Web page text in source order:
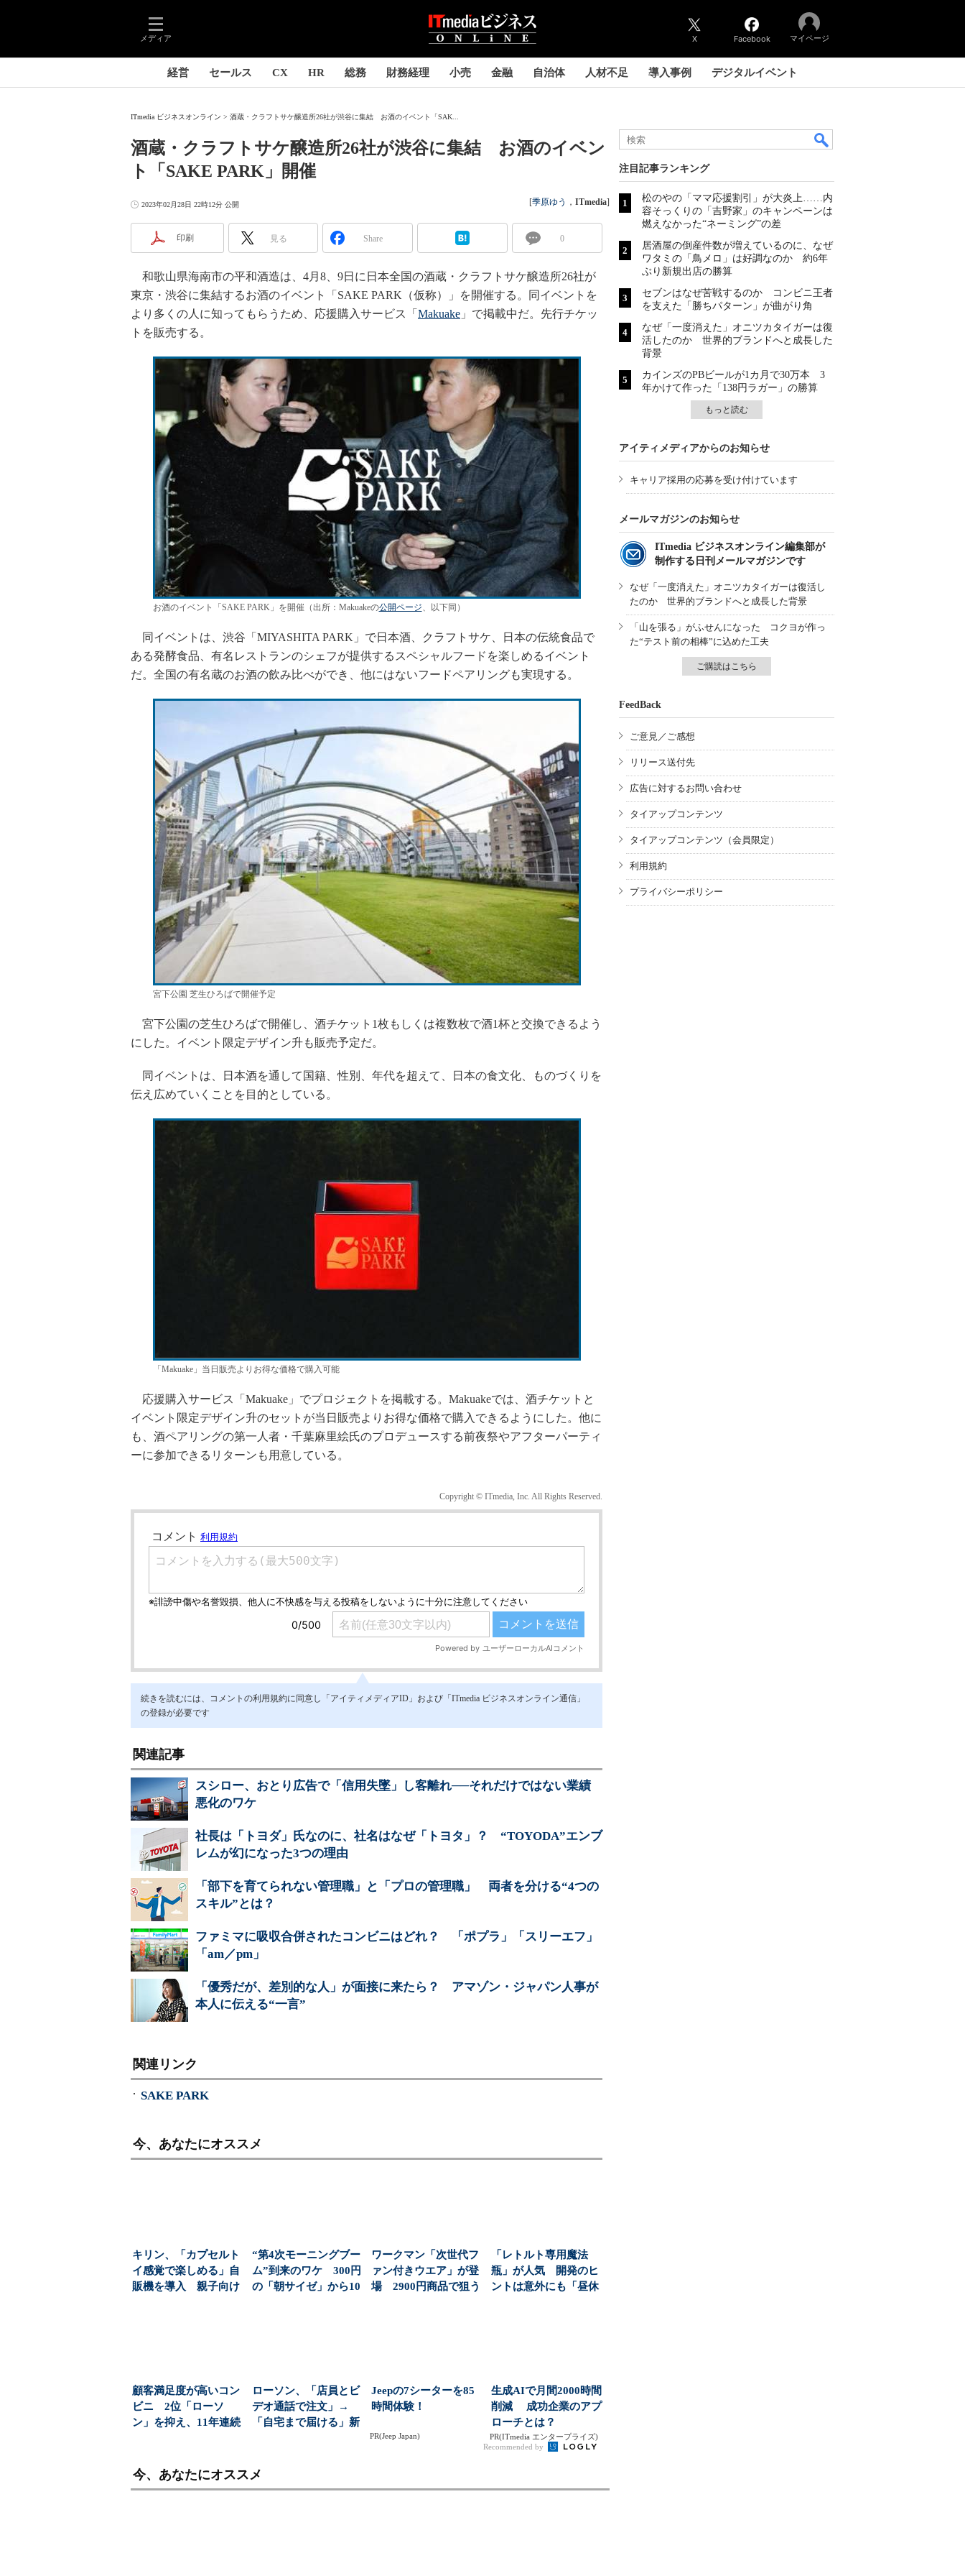
メディア X Facebook マイページ
経営 セールス CX HR 総務 財務経理 小売 金融 自治体 人材不足 導入事例 デジタルイベント
ITmedia ビジネスオンライン 酒蔵・クラフトサケ醸造所26社が渋谷に集結 お酒のイベント「SAK...
酒蔵・クラフトサケ醸造所26社が渋谷に集結 お酒のイベン
ト「SAKE PARK」開催
2023年02月28日 22時12分 公開 [季原ゆう ， ITmedia]
印刷 見る Share 0
和歌山県海南市の平和酒造は、4月8、9日に日本全国の酒蔵・クラフトサケ醸造所26社が
東京・渋谷に集結するお酒のイベント「SAKE PARK（仮称）」を開催する。同イベントを
より多くの人に知ってもらうため、応援購入サービス「 Makuake 」で掲載中だ。先行チケッ
トを販売する。
お酒のイベント「SAKE PARK」を開催（出所：Makuakeの公開ページ、以下同）
同イベントは、渋谷「MIYASHITA PARK」で日本酒、クラフトサケ、日本の伝統食品で
ある発酵食品、有名レストランのシェフが提供するスペシャルフードを楽しめるイベント
だ。全国の有名蔵のお酒の飲み比べができ、他にはないフードペアリングも実現する。
宮下公園 芝生ひろばで開催予定
宮下公園の芝生ひろばで開催し、酒チケット1枚もしくは複数枚で酒1杯と交換できるよう
にした。イベント限定デザイン升も販売予定だ。
同イベントは、日本酒を通して国籍、性別、年代を超えて、日本の食文化、ものづくりを
伝え広めていくことを目的としている。
「Makuake」当日販売よりお得な価格で購入可能
応援購入サービス「Makuake」でプロジェクトを掲載する。Makuakeでは、酒チケットと
イベント限定デザイン升のセットが当日販売よりお得な価格で購入できるようにした。他に
も、酒ペアリングの第一人者・千葉麻里絵氏のプロデュースする前夜祭やアフターパーティ
ーに参加できるリターンも用意している。
Copyright © ITmedia, Inc. All Rights Reserved.
続きを読むには、コメントの利用規約に同意し「アイティメディアID」および「ITmedia ビジネスオンライン通信」
の登録が必要です
関連記事
スシロー、おとり広告で「信用失墜」し客離れ──それだけではない業績
悪化のワケ
社長は「トヨダ」氏なのに、社名はなぜ「トヨタ」？ “TOYODA”エンブ
レムが幻になった3つの理由
「部下を育てられない管理職」と「プロの管理職」 両者を分ける“4つの
スキル”とは？
ファミマに吸収合併されたコンビニはどれ？ 「ポプラ」「スリーエフ」
「am／pm」
「優秀だが、差別的な人」が面接に来たら？ アマゾン・ジャパン人事が
本人に伝える“一言”
関連リンク
SAKE PARK
今、あなたにオススメ
キリン、「カプセルト
イ感覚で楽しめる」自
販機を導入 親子向け
“第4次モーニングブー
ム”到来のワケ 300円
の「朝サイゼ」から10
ワークマン「次世代フ
ァン付きウエア」が登
場 2900円商品で狙う
「レトルト専用魔法
瓶」が人気 開発のヒ
ントは意外にも「昼休
顧客満足度が高いコン
ビニ 2位「ローソ
ン」を抑え、11年連続
ローソン、「店員とビ
デオ通話で注文」→
「自宅まで届ける」新
Jeepの7シーターを85
時間体験！
PR(Jeep Japan)
生成AIで月間2000時間
削減 成功企業のアプ
ローチとは？
PR(ITmedia エンタープライズ)
Recommended by
今、あなたにオススメ
注目記事ランキング
松のやの「ママ応援割引」が大炎上……内
容そっくりの「吉野家」のキャンペーンは
燃えなかった“ネーミング”の差
居酒屋の倒産件数が増えているのに、なぜ
ワタミの「鳥メロ」は好調なのか 約6年
ぶり新規出店の勝算
セブンはなぜ苦戦するのか コンビニ王者
を支えた「勝ちパターン」が曲がり角
なぜ「一度消えた」オニツカタイガーは復
活したのか 世界的ブランドへと成長した
背景
カインズのPBビールが1カ月で30万本 3
年かけて作った「138円ラガー」の勝算
もっと読む
アイティメディアからのお知らせ
キャリア採用の応募を受け付けています
メールマガジンのお知らせ
ITmedia ビジネスオンライン編集部が
制作する日刊メールマガジンです
なぜ「一度消えた」オニツカタイガーは復活し
たのか 世界的ブランドへと成長した背景
「山を張る」がふせんになった コクヨが作っ
た“テスト前の相棒”に込めた工夫
ご購読はこちら
FeedBack
ご意見／ご感想
リリース送付先
広告に対するお問い合わせ
タイアップコンテンツ
タイアップコンテンツ（会員限定）
利用規約
プライバシーポリシー